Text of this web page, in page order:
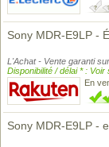
Sony MDR-E9LP -
L'Achat - Vente garanti
Disponibilité / délai * : Voir
En
Sony MDR-E9LP -